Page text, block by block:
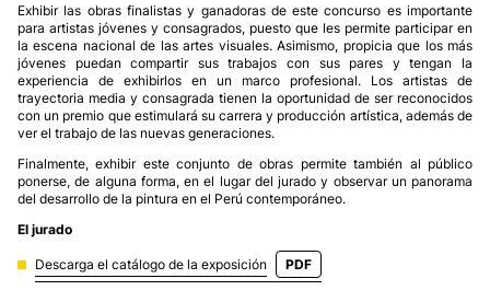
Exhibir las obras finalistas y ganadoras de este concurso es importante
para artistas jóvenes y consagrados, puesto que les permite participar en
la escena nacional de las artes visuales. Asimismo, propicia que los más
jóvenes puedan compartir sus trabajos con sus pares y tengan la
experiencia de exhibirlos en un marco profesional. Los artistas de
trayectoria media y consagrada tienen la oportunidad de ser reconocidos
con un premio que estimulará su carrera y producción artística, además de
ver el trabajo de las nuevas generaciones.
Finalmente, exhibir este conjunto de obras permite también al público
ponerse, de alguna forma, en el lugar del jurado y observar un panorama
del desarrollo de la pintura en el Perú contemporáneo.
El jurado
Descarga el catálogo de la exposición PDF